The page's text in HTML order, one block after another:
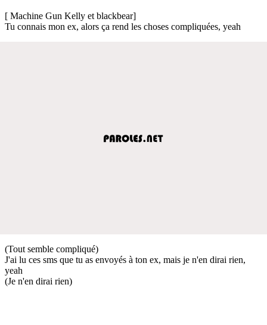
[ Machine Gun Kelly et blackbear]
Tu connais mon ex, alors ça rend les choses compliquées, yeah
(Tout semble compliqué)
J'ai lu ces sms que tu as envoyés à ton ex, mais je n'en dirai rien,
yeah
(Je n'en dirai rien)